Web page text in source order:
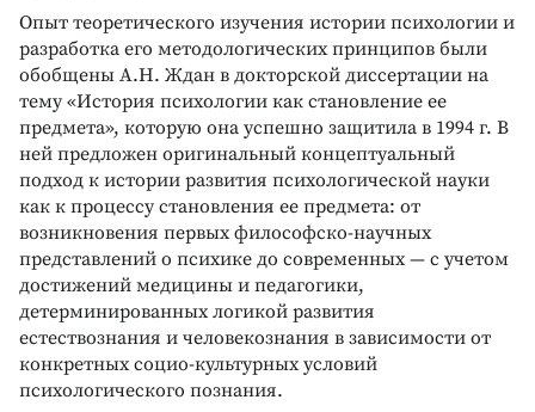
Опыт теоретического изучения истории психологии и
разработка его методологических принципов были
обобщены А.Н. Ждан в докторской диссертации на
тему «История психологии как становление ее
предмета», которую она успешно защитила в 1994 г. В
ней предложен оригинальный концептуальный
подход к истории развития психологической науки
как к процессу становления ее предмета: от
возникновения первых философско-научных
представлений о психике до современных — с учетом
достижений медицины и педагогики,
детерминированных логикой развития
естествознания и человекознания в зависимости от
конкретных социо-культурных условий
психологического познания.